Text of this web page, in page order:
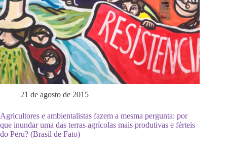
21 de agosto de 2015
Agricultores e ambientalistas fazem a mesma pergunta: por
que inundar uma das terras agrícolas mais produtivas e férteis
do Peru? (Brasil de Fato)